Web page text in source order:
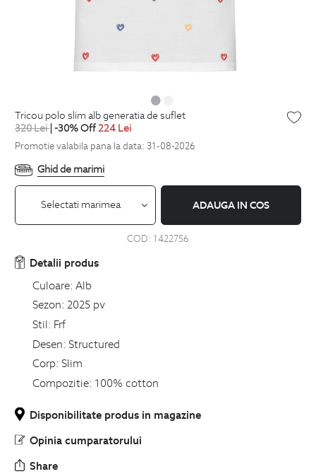
tricou polo slim alb generatia de suflet
320Lei | -30% Off224 Lei
Promotie valabila pana la data: 31-08-2026
Ghid de marimi
Selectati marimea ADAUGA IN COS
COD: 1422756
Detalii produs
Culoare: Alb
Sezon: 2025 pv
Stil: Frf
Desen: Structured
Corp: Slim
Compozitie: 100% cotton
Disponibilitate produs in magazine
Opinia cumparatorului
Share